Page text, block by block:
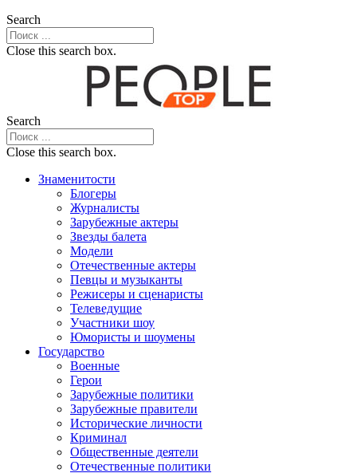
Search
Close this search box.
Search
Close this search box.
Знаменитости
Блогеры
Журналисты
Зарубежные актеры
Звезды балета
Модели
Отечественные актеры
Певцы и музыканты
Режисеры и сценаристы
Телеведущие
Участники шоу
Юмористы и шоумены
Государство
Военные
Герои
Зарубежные политики
Зарубежные правители
Исторические личности
Криминал
Общественные деятели
Отечественные политики